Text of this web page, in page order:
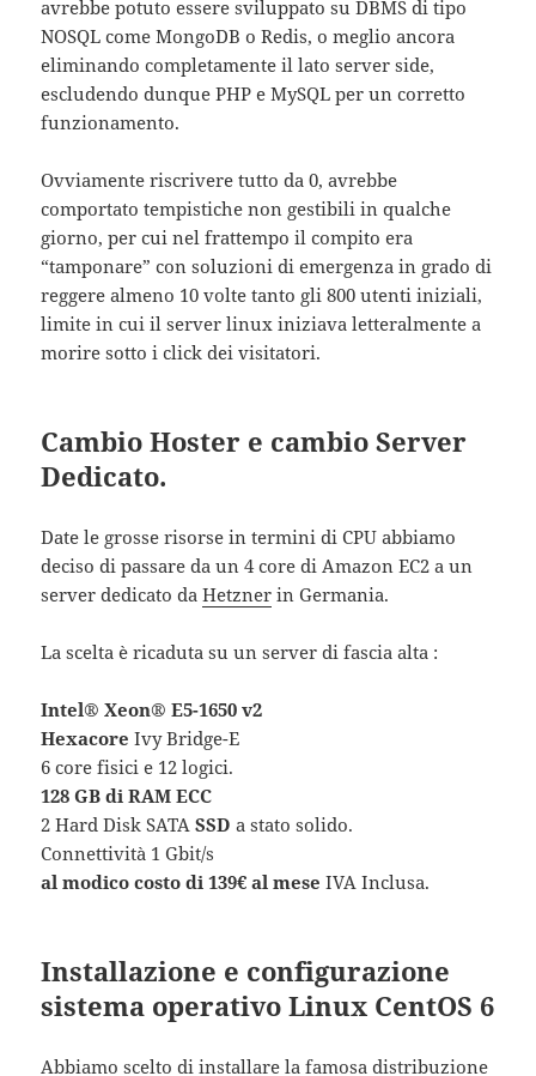
avrebbe potuto essere sviluppato su DBMS di tipo
NOSQL come MongoDB o Redis, o meglio ancora
eliminando completamente il lato server side,
escludendo dunque PHP e MySQL per un corretto
funzionamento.
Ovviamente riscrivere tutto da 0, avrebbe
comportato tempistiche non gestibili in qualche
giorno, per cui nel frattempo il compito era
“tamponare” con soluzioni di emergenza in grado di
reggere almeno 10 volte tanto gli 800 utenti iniziali,
limite in cui il server linux iniziava letteralmente a
morire sotto i click dei visitatori.
Cambio Hoster e cambio Server
Dedicato.
Date le grosse risorse in termini di CPU abbiamo
deciso di passare da un 4 core di Amazon EC2 a un
server dedicato daHetzner in Germania.
La scelta è ricaduta su un server di fascia alta :
Intel® Xeon® E5-1650 v2
Hexacore Ivy Bridge-E
6 core fisici e 12 logici.
128 GB di RAM ECC
2 Hard Disk SATASSD a stato solido.
Connettività 1 Gbit/s
al modico costo di 139€ al mese IVA Inclusa.
Installazione e configurazione
sistema operativo Linux CentOS 6
Abbiamo scelto di installare la famosa distribuzione